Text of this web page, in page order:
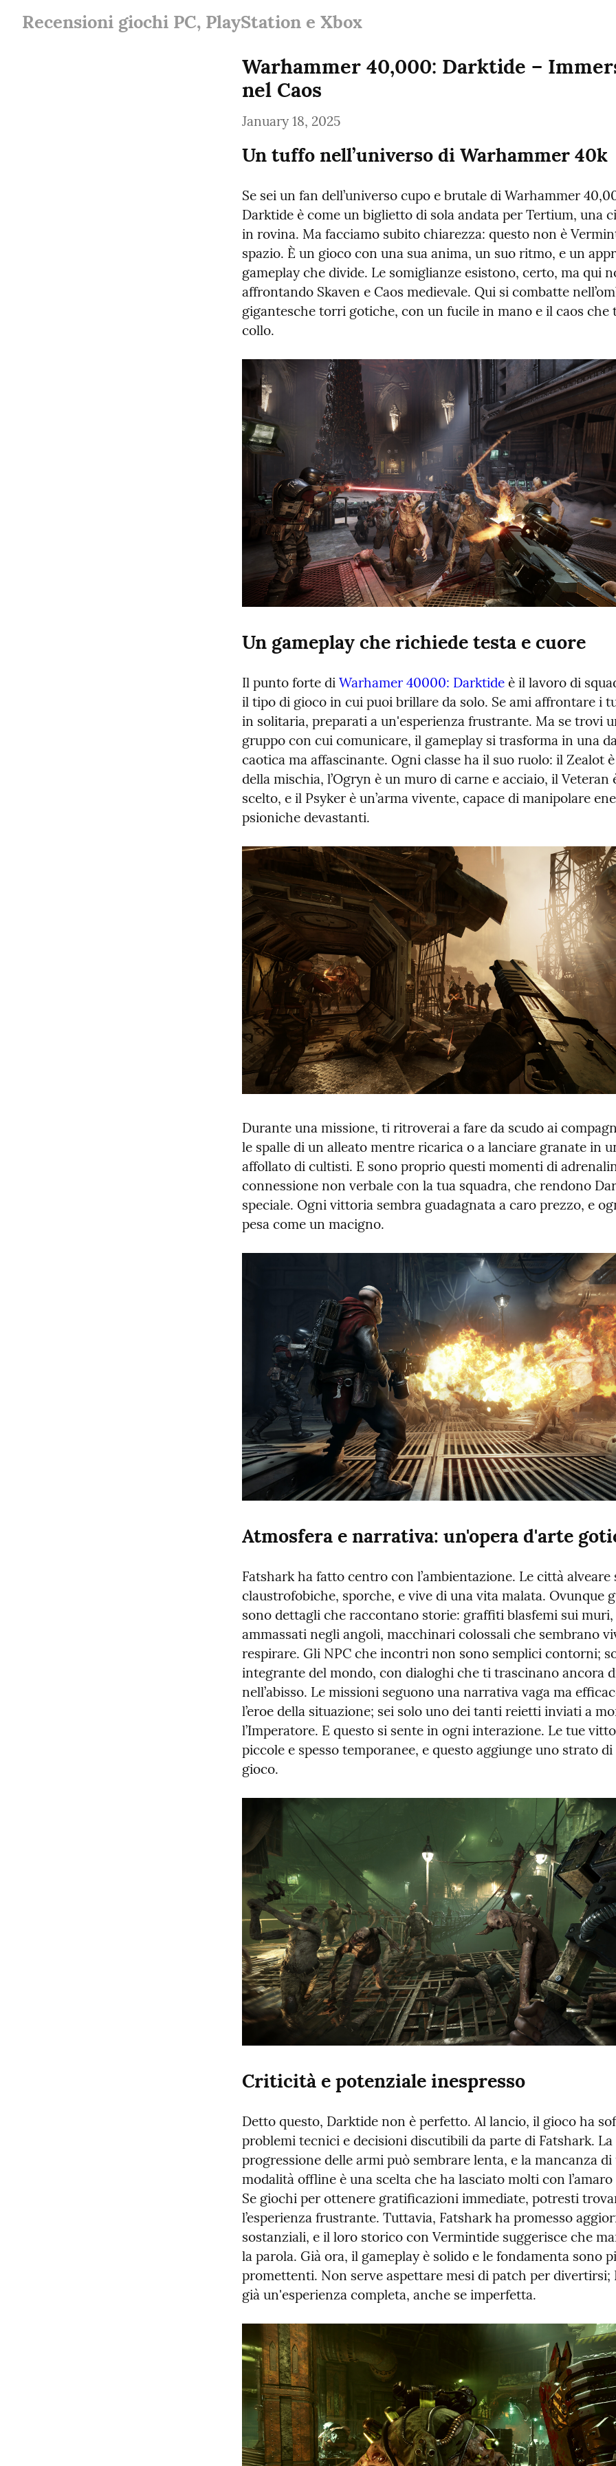
Recensioni giochi PC, PlayStation e Xbox
Warhammer 40,000: Darktide –
nel Caos
January 18, 2025
Un tuffo nell’universo di Warhammer 40k
Se sei un fan dell’universo cupo e brutale di Warhammer
Darktide è come un biglietto di sola andata per Tertium, una
in rovina. Ma facciamo subito chiarezza: questo non è
spazio. È un gioco con una sua anima, un suo ritmo, e un
gameplay che divide. Le somiglianze esistono, certo, ma qui
affrontando Skaven e Caos medievale. Qui si combatte
gigantesche torri gotiche, con un fucile in mano e il caos che
collo.
Un gameplay che richiede testa e cuore
Il punto forte di Warhamer 40000: Darktide è il lavoro di
il tipo di gioco in cui puoi brillare da solo. Se ami affrontare i
in solitaria, preparati a un'esperienza frustrante. Ma se trovi
gruppo con cui comunicare, il gameplay si trasforma in una
caotica ma affascinante. Ogni classe ha il suo ruolo: il Zealot
della mischia, l’Ogryn è un muro di carne e acciaio, il
scelto, e il Psyker è un’arma vivente, capace di manipolare
psioniche devastanti.
Durante una missione, ti ritroverai a fare da scudo ai
le spalle di un alleato mentre ricarica o a lanciare granate in
affollato di cultisti. E sono proprio questi momenti di
connessione non verbale con la tua squadra, che rendono
speciale. Ogni vittoria sembra guadagnata a caro prezzo, e
pesa come un macigno.
Atmosfera e narrativa: un'opera d'arte
Fatshark ha fatto centro con l’ambientazione. Le città alveare
claustrofobiche, sporche, e vive di una vita malata. Ovunque
sono dettagli che raccontano storie: graffiti blasfemi sui muri,
ammassati negli angoli, macchinari colossali che sembrano
respirare. Gli NPC che incontri non sono semplici contorni;
integrante del mondo, con dialoghi che ti trascinano ancora
nell’abisso. Le missioni seguono una narrativa vaga ma
l’eroe della situazione; sei solo uno dei tanti reietti inviati a
l’Imperatore. E questo si sente in ogni interazione. Le tue
piccole e spesso temporanee, e questo aggiunge uno strato
gioco.
Criticità e potenziale inespresso
Detto questo, Darktide non è perfetto. Al lancio, il gioco ha
problemi tecnici e decisioni discutibili da parte di Fatshark. La
progressione delle armi può sembrare lenta, e la mancanza di
modalità offline è una scelta che ha lasciato molti con
Se giochi per ottenere gratificazioni immediate, potresti
l’esperienza frustrante. Tuttavia, Fatshark ha promesso
sostanziali, e il loro storico con Vermintide suggerisce che
la parola. Già ora, il gameplay è solido e le fondamenta sono
promettenti. Non serve aspettare mesi di patch per divertirsi;
già un'esperienza completa, anche se imperfetta.